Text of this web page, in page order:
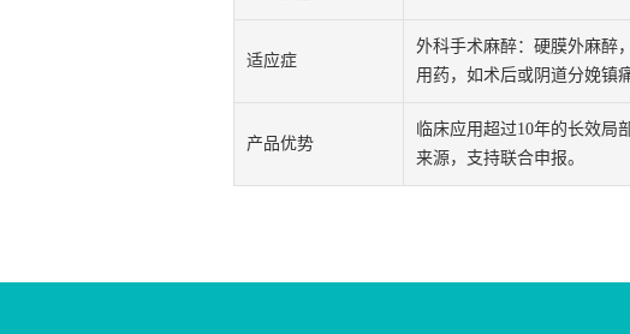
适应症
外科手术麻醉：硬膜外麻醉
用药，如术后或阴道分娩镇
产品优势
临床应用超过10年的长效
来源，支持联合申报。